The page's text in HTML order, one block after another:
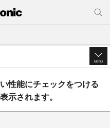
MENU
性能にチェックをつける
示されます。